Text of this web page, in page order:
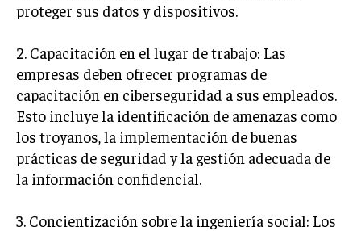
proteger sus datos y dispositivos.
2. Capacitación en el lugar de trabajo: Las
empresas deben ofrecer programas de
capacitación en ciberseguridad a sus empleados.
Esto incluye la identificación de amenazas como
los troyanos, la implementación de buenas
prácticas de seguridad y la gestión adecuada de
la información confidencial.
3. Concientización sobre la ingeniería social: Los